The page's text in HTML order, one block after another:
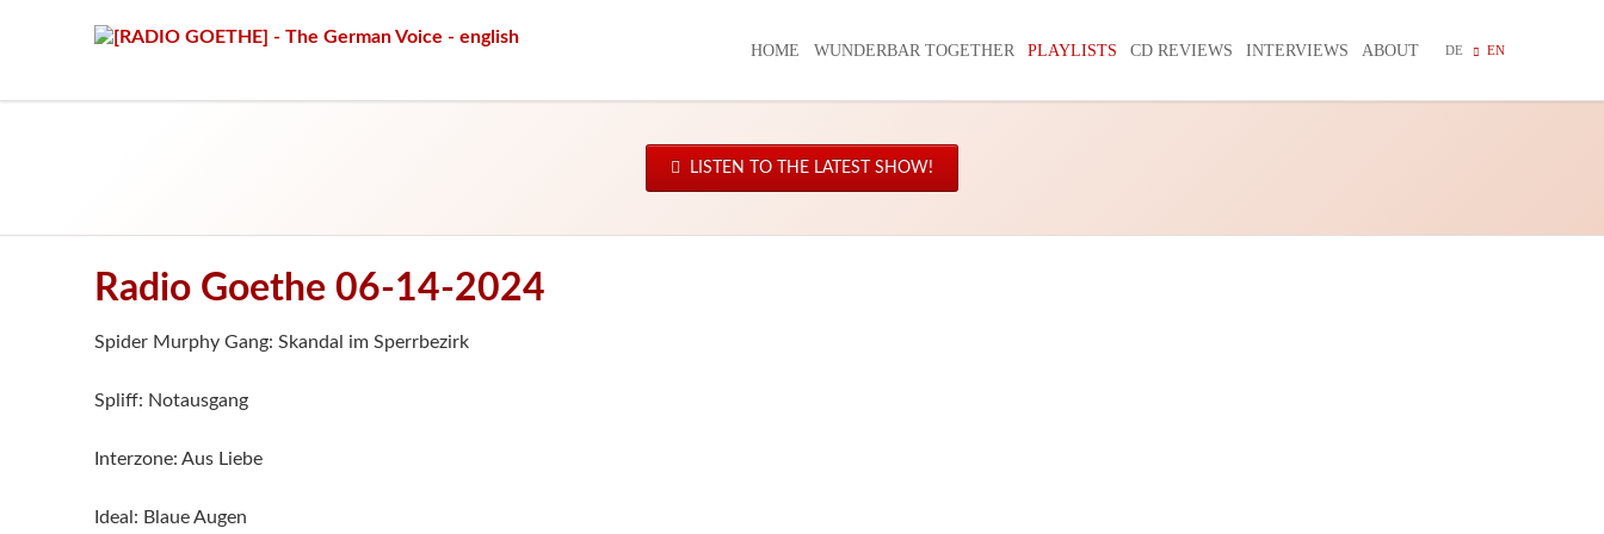
HOME WUNDERBAR TOGETHER PLAYLISTS CD REVIEWS INTERVIEWS ABOUT DE EN
LISTEN TO THE LATEST SHOW!
Radio Goethe 06-14-2024
Spider Murphy Gang: Skandal im Sperrbezirk
Spliff: Notausgang
Interzone: Aus Liebe
Ideal: Blaue Augen